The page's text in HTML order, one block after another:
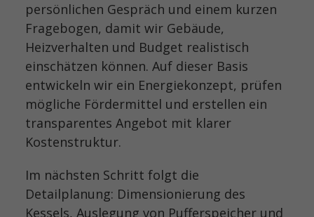
persönlichen Gespräch und einem kurzen
Fragebogen, damit wir Gebäude,
Heizverhalten und Budget realistisch
einschätzen können. Auf dieser Basis
entwickeln wir ein Energiekonzept, prüfen
mögliche Fördermittel und erstellen ein
transparentes Angebot mit klarer
Kostenstruktur.
Im nächsten Schritt folgt die
Detailplanung: Dimensionierung des
Kessels, Auslegung von Pufferspeicher und